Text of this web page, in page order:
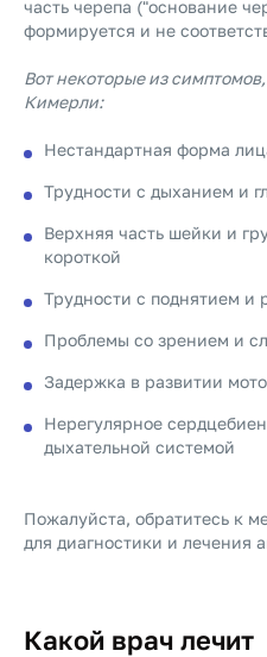
часть черепа ("основание
формируется и не
Вот некоторые из
Кимерли:
Нестандартная форма
Трудности с дыханием и
Верхняя часть шейки и
короткой
Трудности с поднятием и
Проблемы со зрением и
Задержка в развитии
Нерегулярное
дыхательной системой
Пожалуйста, обратитесь к
для диагностики и лечения
Какой врач лечит